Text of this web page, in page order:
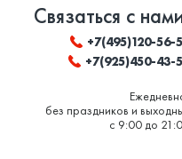
Связаться с
+7(495)120-56-
+7(925)450-43-
без праздников и
с 9:00 до